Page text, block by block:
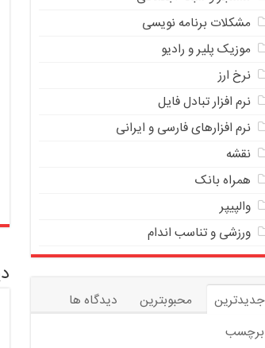
مشکلات برنامه نویسی
موزیک پلیر و رادیو
نرخ ارز
ﻧﺮﻡ ﺍﻓﺰﺍﺭ ﺗﺒﺎﺩﻝ ﻓﺎﻳﻞ
نرم افزارهای فارسی و ایرانی
نقشه
همراه بانک
والپیپر
ورزشی و تناسب اندام
جدیدترین محبوبترین
دیدگاه ها
برچسب